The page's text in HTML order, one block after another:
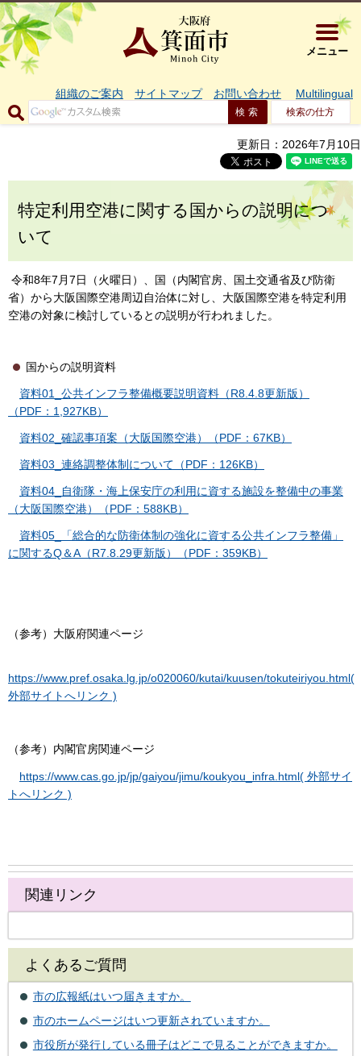
大阪府箕
メニュー
組織のご案内 サイトマップ お問い合わせ Multilingual
検索の仕方
更新日：2026年7月10日
特定利用空港に関する国からの説明につ
いて
令和8年7月7日（火曜日）、国（内閣官房、国土交通省及び防衛
省）から大阪国際空港周辺自治体に対し、大阪国際空港を特定利用
空港の対象に検討しているとの説明が行われました。
国からの説明資料
資料01_公共インフラ整備概要説明資料（R8.4.8更新版）
（PDF：1,927KB）
資料02_確認事項案（大阪国際空港）（PDF：67KB）
資料03_連絡調整体制について（PDF：126KB）
資料04_自衛隊・海上保安庁の利用に資する施設を整備中の事業
（大阪国際空港）（PDF：588KB）
資料05_「総合的な防衛体制の強化に資する公共インフラ整備」
に関するQ＆A（R7.8.29更新版）（PDF：359KB）
（参考）大阪府関連ページ
https://www.pref.osaka.lg.jp/o020060/kutai/kuusen/tokuteiriyou.html(
外部サイトへリンク )
（参考）内閣官房関連ページ
https://www.cas.go.jp/jp/gaiyou/jimu/koukyou_infra.html( 外部サイ
トへリンク )
関連リンク
よくあるご質問
市の広報紙はいつ届きますか。
市のホームページはいつ更新されていますか。
市役所が発行している冊子はどこで見ることができますか。